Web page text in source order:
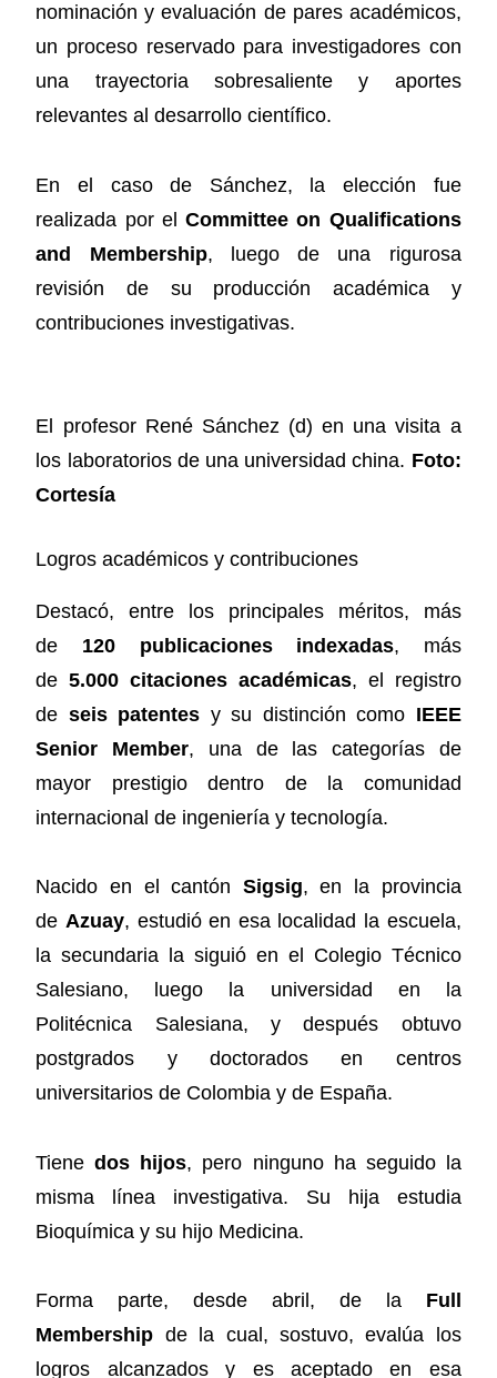
nominación y evaluación de pares académicos,
un proceso reservado para investigadores con
una trayectoria sobresaliente y aportes
relevantes al desarrollo científico.
En el caso de Sánchez, la elección fue
realizada por elCommittee on Qualifications
and Membership, luego de una rigurosa
revisión de su producción académica y
contribuciones investigativas.
El profesor René Sánchez (d) en una visita a
los laboratorios de una universidad china. Foto:
Cortesía
Logros académicos y contribuciones
Destacó, entre los principales méritos, más
de 120 publicaciones indexadas, más
de5.000 citaciones académicas, el registro
de seis patentes y su distinción como IEEE
Senior Member, una de las categorías de
mayor prestigio dentro de la comunidad
internacional de ingeniería y tecnología.
Nacido en el cantón Sigsig, en la provincia
deAzuay, estudió en esa localidad la escuela,
la secundaria la siguió en el Colegio Técnico
Salesiano, luego la universidad en la
Politécnica Salesiana, y después obtuvo
postgrados y doctorados en centros
universitarios de Colombia y de España.
Tienedos hijos, pero ninguno ha seguido la
misma línea investigativa. Su hija estudia
Bioquímica y su hijo Medicina.
Forma parte, desde abril, de la Full
Membership de la cual, sostuvo, evalúa los
logros alcanzados y es aceptado en esa